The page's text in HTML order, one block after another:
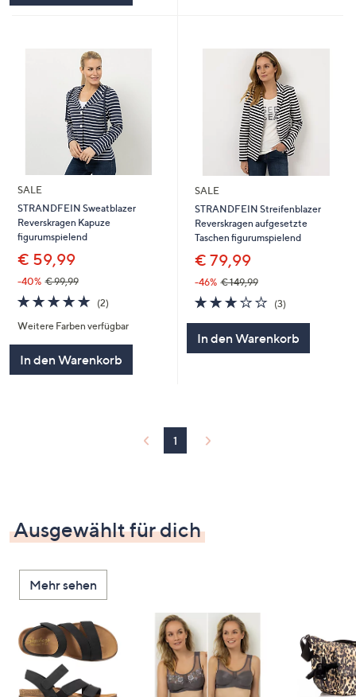
SALE
STRANDFEIN Sweatblazer
Reverskragen Kapuze
figurumspielend
€ 59,99
-40% € 99,99
5.0
von
5
(2)2
Weitere Farben verfügbar
In den Warenkorb
SALE
STRANDFEIN Streifenblazer
Reverskragen aufgesetzte
Taschen figurumspielend
€ 79,99
-46% € 149,99
2.7
von
(3)3
In den Warenkorb
1
Ausgewählt für dich
Mehr sehen